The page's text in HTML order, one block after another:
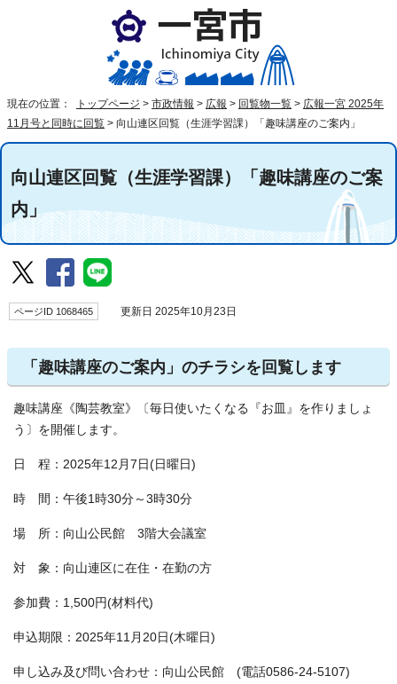
現在の位置： トップページ > 市政情報 > 広報 > 回覧物一覧 > 広報一宮 2025年
11月号と同時に回覧 > 向山連区回覧（生涯学習課）「趣味講座のご案内」
向山連区回覧（生涯学習課）「趣味講座のご案
内」
ページID 1068465 更新日 2025年10月23日
「趣味講座のご案内」のチラシを回覧します
趣味講座《陶芸教室》〔毎日使いたくなる『お皿』を作りましょ
う〕を開催します。
日 程：2025年12月7日(日曜日)
時 間：午後1時30分～3時30分
場 所：向山公民館 3階大会議室
対 象：向山連区に在住・在勤の方
参加費：1,500円(材料代)
申込期限：2025年11月20日(木曜日)
申し込み及び問い合わせ：向山公民館 (電話0586-24-5107)